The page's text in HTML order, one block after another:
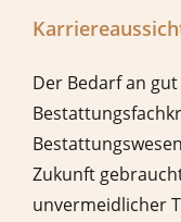
Der Bedarf an
Zukunft
unvermeidlicher